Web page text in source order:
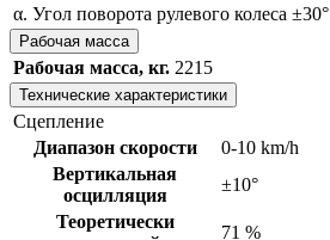
α. Угол поворота рулевого колеса ±30°
Рабочая масса
Рабочая масса, кг. 2215
Технические характеристики
Сцепление
Диапазон скорости
0-10 km/h
Вертикальная
осцилляция
±10°
Теоретически
71 %